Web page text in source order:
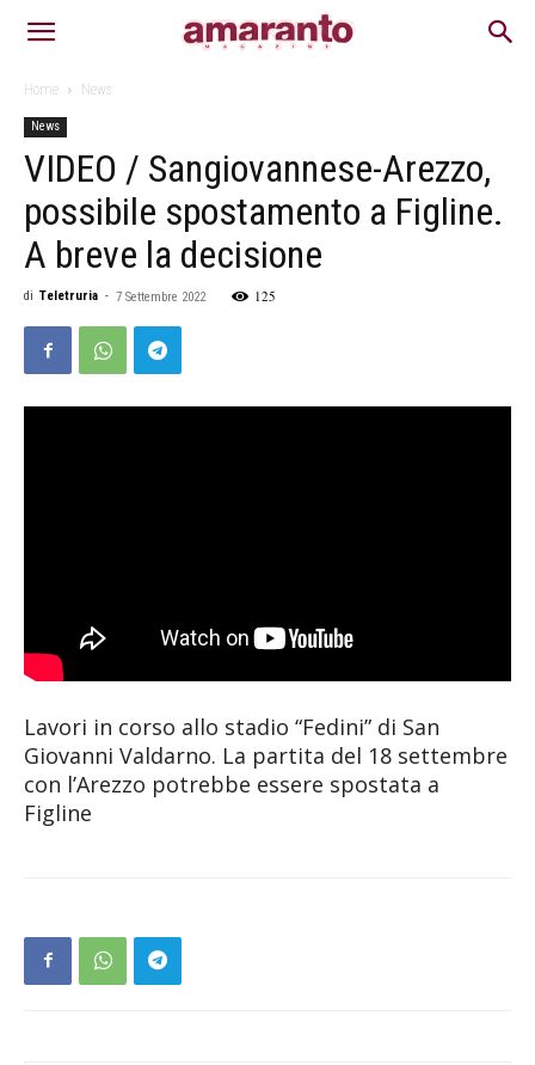
Home News
News
VIDEO / Sangiovannese-Arezzo,
possibile spostamento a Figline.
A breve la decisione
di Teletruria - 7 Settembre 2022 125
Lavori in corso allo stadio “Fedini” di San
Giovanni Valdarno. La partita del 18 settembre
con l’Arezzo potrebbe essere spostata a
Figline